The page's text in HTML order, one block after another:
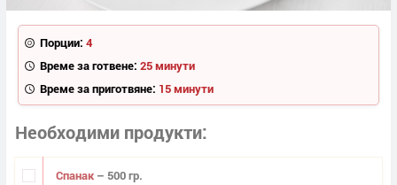
Порции: 4
Време за готвене: 25 минути
Време за приготвяне: 15 минути
Необходими продукти
Спанак – 500 гр.